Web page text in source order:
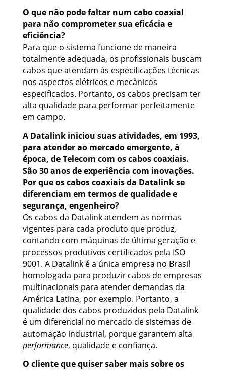
O que não pode faltar num cabo coaxial
para não comprometer sua eficácia e
eficiência?
Para que o sistema funcione de maneira
totalmente adequada, os profissionais buscam
cabos que atendam às especificações técnicas
nos aspectos elétricos e mecânicos
especificados. Portanto, os cabos precisam ter
alta qualidade para performar perfeitamente
em campo.
A Datalink iniciou suas atividades, em 1993,
para atender ao mercado emergente, à
época, de Telecom com os cabos coaxiais.
São 30 anos de experiência com inovações.
Por que os cabos coaxiais da Datalink se
diferenciam em termos de qualidade e
segurança, engenheiro?
Os cabos da Datalink atendem as normas
vigentes para cada produto que produz,
contando com máquinas de última geração e
processos produtivos certificados pela ISO
9001. A Datalink é a única empresa no Brasil
homologada para produzir cabos de empresas
multinacionais para atender demandas da
América Latina, por exemplo. Portanto, a
qualidade dos cabos produzidos pela Datalink
é um diferencial no mercado de sistemas de
automação industrial, porque garantem alta
performance, qualidade e confiança.
O cliente que quiser saber mais sobre os